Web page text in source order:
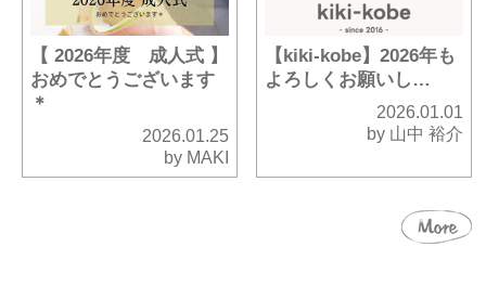
【 2026年度 成人式 】
おめでとうございます
＊
2026.01.25
by MAKI
【kiki-kobe】2026年も
よろしくお願いし…
2026.01.01
by 山中 裕介